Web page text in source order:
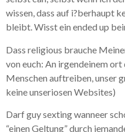
wissen, dass auf i?berhaupt
bleibt. Wisst ein ended up
Dass religious brauche
von euch: An irgendeinem
Menschen auftreiben, unser
keine unseriosen Websites)
Darf guy sexting wanneer
“einen Geltung” durch